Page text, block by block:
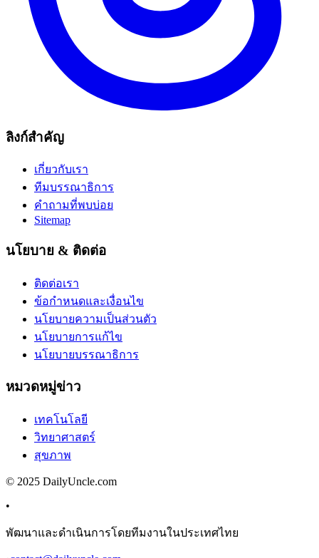
ลิงก์สำคัญ
เกี่ยวกับเรา
ทีมบรรณาธิการ
คำถามที่พบบ่อย
Sitemap
นโยบาย & ติดต่อ
ติดต่อเรา
ข้อกำหนดและเงื่อนไข
นโยบายความเป็นส่วนตัว
นโยบายการแก้ไข
นโยบายบรรณาธิการ
หมวดหมู่ข่าว
เทคโนโลยี
วิทยาศาสตร์
สุขภาพ
© 2025 DailyUncle.com
•
พัฒนาและดำเนินการโดยทีมงานในประเทศไทย